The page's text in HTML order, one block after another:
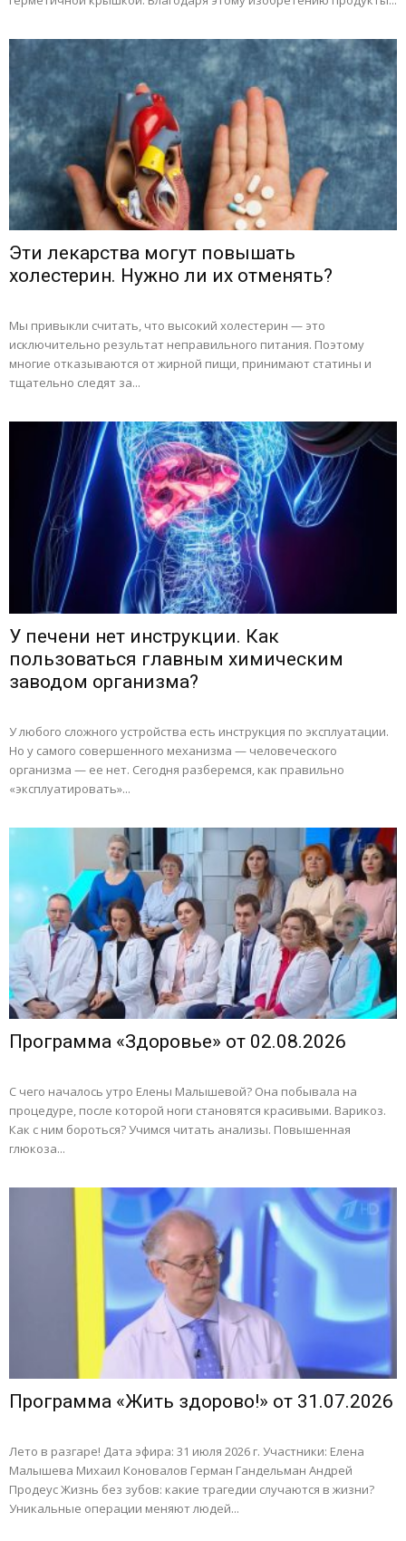
Эти лекарства могут повышать
холестерин. Нужно ли их отменять?
Мы привыкли считать, что высокий холестерин — это
исключительно результат неправильного питания. Поэтому
многие отказываются от жирной пищи, принимают статины и
тщательно следят за...
У печени нет инструкции. Как
пользоваться главным химическим
заводом организма?
У любого сложного устройства есть инструкция по эксплуатации.
Но у самого совершенного механизма — человеческого
организма — ее нет. Сегодня разберемся, как правильно
«эксплуатировать»...
Программа «Здоровье» от 02.08.2026
С чего началось утро Елены Малышевой? Она побывала на
процедуре, после которой ноги становятся красивыми. Варикоз.
Как с ним бороться? Учимся читать анализы. Повышенная
глюкоза...
Программа «Жить здорово!» от 31.07.2026
Лето в разгаре! Дата эфира: 31 июля 2026 г. Участники: Елена
Малышева Михаил Коновалов Герман Гандельман Андрей
Продеус Жизнь без зубов: какие трагедии случаются в жизни?
Уникальные операции меняют людей...